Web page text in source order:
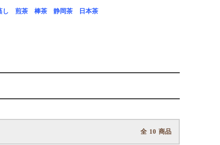
し 煎茶 棒茶 静岡茶 日本茶
全 10 商品